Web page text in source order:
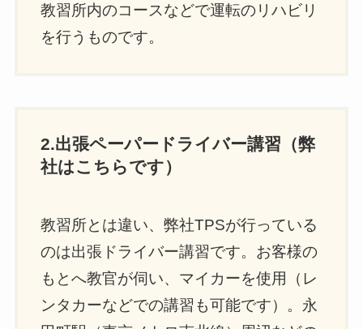
教習所内のコースなどで運転のリハビリ
を行うものです。
2.出張ペーパードライバー講習（弊
社はこちらです）
教習所とは違い、弊社TPSが行っている
のは出張ドライバー講習です。お客様の
もとへ教官が伺い、マイカーを使用（レ
ンタカーなどでの講習も可能です）。永